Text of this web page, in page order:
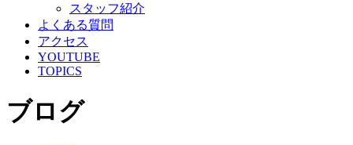
スタッフ紹介
よくある質問
アクセス
YOUTUBE
TOPICS
ブログ